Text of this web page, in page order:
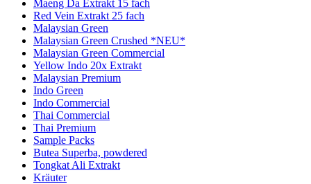
Maeng Da Extrakt 15 fach
Red Vein Extrakt 25 fach
Malaysian Green
Malaysian Green Crushed *NEU*
Malaysian Green Commercial
Yellow Indo 20x Extrakt
Malaysian Premium
Indo Green
Indo Commercial
Thai Commercial
Thai Premium
Sample Packs
Butea Superba, powdered
Tongkat Ali Extrakt
Kräuter